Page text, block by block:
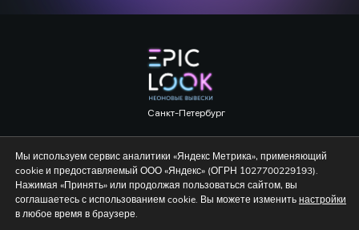
Санкт-Петербург
+7 (904) 551 46 39
Мы используем сервис аналитики «Яндекс Метрика», применяющий
cookie и предоставляемый ООО «Яндекс» (ОГРН 1027700229193).
Нажимая «Принять» или продолжая пользоваться сайтом, вы
соглашаетесь с использованием cookie. Вы можете изменитьнастройки
в любое время в браузере.